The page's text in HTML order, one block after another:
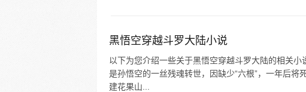
黑悟空穿越斗罗大陆小说
以下为您介绍一些关于黑悟空穿越斗罗大陆的相关
是孙悟空的一丝残魂转世，因缺少“六根”，一年后
建花果山...